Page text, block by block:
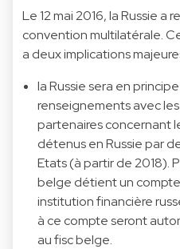
Le 12 mai 2016, la Russie a
convention multilatérale.
a deux implications
la Russie sera en
renseignements avec
partenaires concernant
détenus en Russie par
Etats (à partir de 2018).
belge détient un
institution financière
à ce compte seront
au fisc belge.